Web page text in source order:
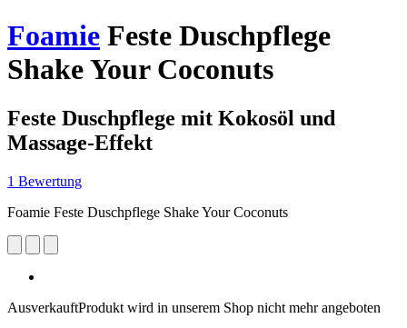
Foamie Feste Duschpflege
Shake Your Coconuts
Feste Duschpflege mit Kokosöl und
Massage-Effekt
1 Bewertung
Foamie Feste Duschpflege Shake Your Coconuts
AusverkauftProdukt wird in unserem Shop nicht mehr angeboten